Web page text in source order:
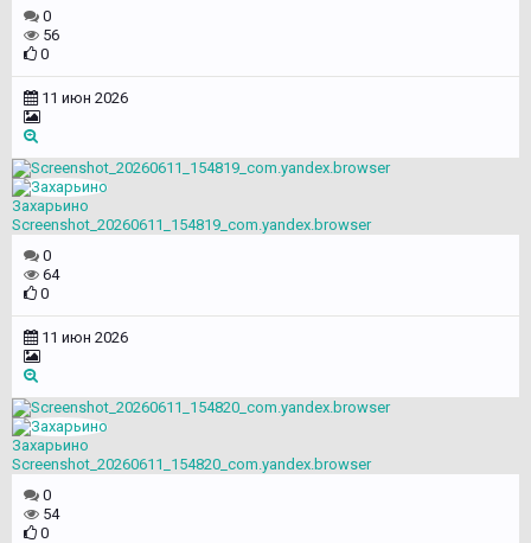
0
56
0
11 июн 2026
Захарьино
Screenshot_20260611_154819_com.yandex.browser
0
64
0
11 июн 2026
Захарьино
Screenshot_20260611_154820_com.yandex.browser
0
54
0